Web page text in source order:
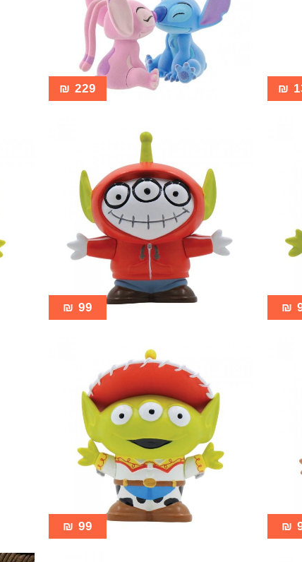
₪
229
₪
₪
99
₪
₪
99
₪